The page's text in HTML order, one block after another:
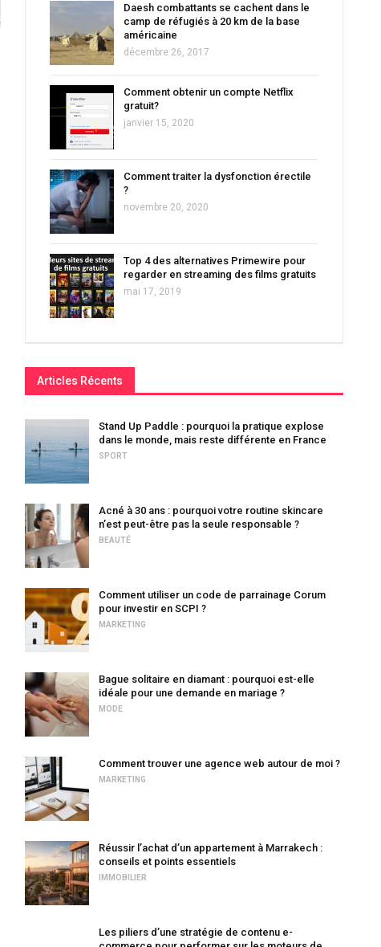
Daesh combattants se cachent dans le
camp de réfugiés à 20 km de la base
américaine
décembre 26, 2017
Comment obtenir un compte Netflix
gratuit?
janvier 15, 2020
Comment traiter la dysfonction érectile
?
novembre 20, 2020
Top 4 des alternatives Primewire pour
regarder en streaming des films gratuits
mai 17, 2019
Articles Récents
Stand Up Paddle : pourquoi la pratique explose
dans le monde, mais reste différente en France
SPORT
Acné à 30 ans : pourquoi votre routine skincare
n’est peut-être pas la seule responsable ?
BEAUTÉ
Comment utiliser un code de parrainage Corum
pour investir en SCPI ?
MARKETING
Bague solitaire en diamant : pourquoi est-elle
idéale pour une demande en mariage ?
MODE
Comment trouver une agence web autour de moi ?
MARKETING
Réussir l’achat d’un appartement à Marrakech :
conseils et points essentiels
IMMOBILIER
Les piliers d’une stratégie de contenu e-